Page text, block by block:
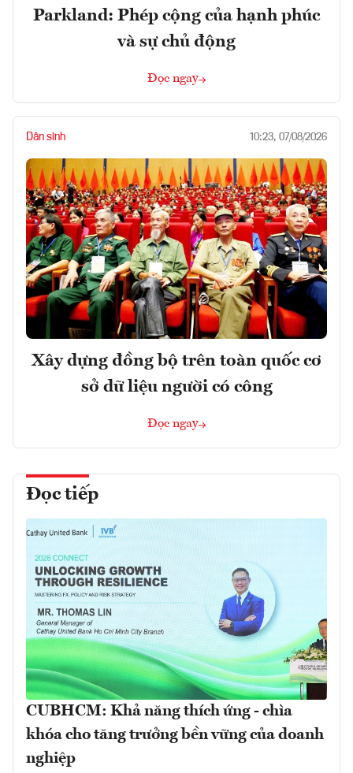
Parkland: Phép cộng của hạnh phúc
và sự chủ động
Đọc ngay
Dân sinh 10:23, 07/08/2026
Xây dựng đồng bộ trên toàn quốc cơ
sở dữ liệu người có công
Đọc ngay
Đọc tiếp
CUBHCM: Khả năng thích ứng - chìa
khóa cho tăng trưởng bền vững của doanh
nghiệp